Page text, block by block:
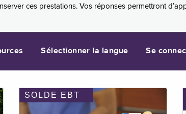
ces prestations. Vos réponses permettront
Sélectionner la langue Se
SOLDE EBT